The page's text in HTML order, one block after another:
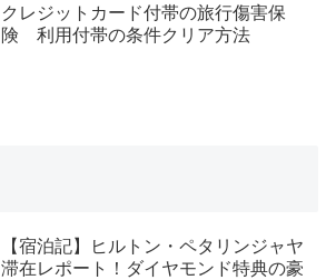
クレジットカード付帯の旅行傷害保
険 利用付帯の条件クリア方法
【宿泊記】ヒルトン・ペタリンジャヤ
滞在レポート！ダイヤモンド特典の豪